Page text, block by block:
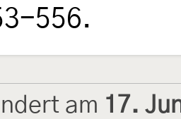
556.
am 17.